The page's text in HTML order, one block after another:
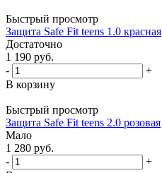
Быстрый просмотр
Защита Safe Fit teens 1.0 красная
Достаточно
1 190 руб.
-
+
В корзину
Быстрый просмотр
Защита Safe Fit teens 2.0 розовая
Мало
1 280 руб.
-
+